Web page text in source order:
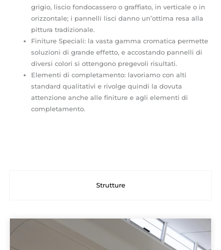
grigio, liscio fondocassero o graffiato, in verticale o in
orizzontale; i pannelli lisci danno un’ottima resa alla
pittura tradizionale.
Finiture Speciali: la vasta gamma cromatica permette
soluzioni di grande effetto, e accostando pannelli di
diversi colori si ottengono pregevoli risultati.
Elementi di completamento: lavoriamo con alti
standard qualitativi e rivolge quindi la dovuta
attenzione anche alle finiture e agli elementi di
completamento.
Strutture